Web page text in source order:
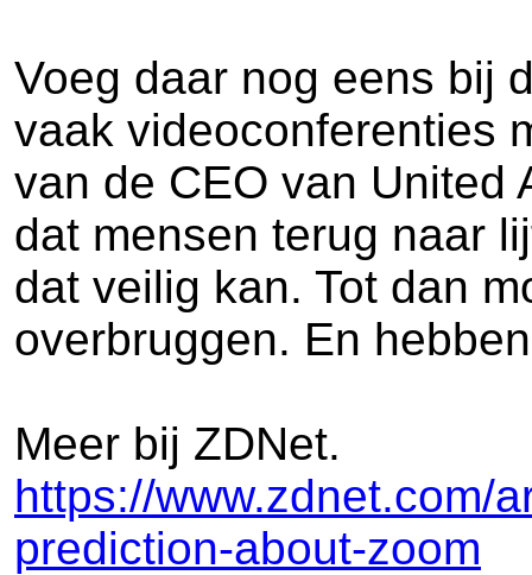
Voeg daar nog eens bij
vaak videoconferenties
van de CEO van United
dat mensen terug naar
dat veilig kan. Tot dan
overbruggen. En
Meer bij ZDNet.
https://www.zdnet.com/
prediction-about-zoom